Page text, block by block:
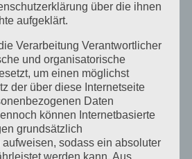
Baretthaube
über die ihnen
aufgeklärt.
Verarbeitung Verantwortlicher
und organisatorische
um einen möglichst
der über diese Internetseite
Daten
können Internetbasierte
grundsätzlich
sodass ein absoluter
werden kann. Aus